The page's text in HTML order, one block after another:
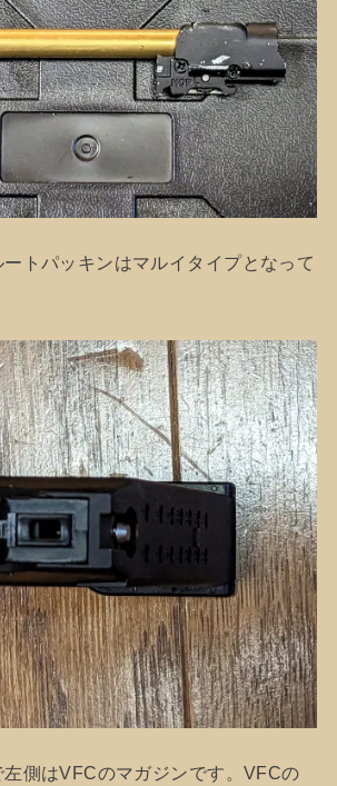
トパッキンはマルイタイプとなって
側はVFCのマガジンです。VFCの